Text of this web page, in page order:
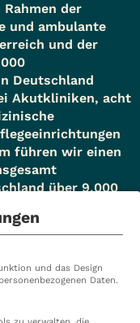
der
und ambulante
und der
Deutschland
Akutkliniken, acht
führen wir einen
über 9.000
und das Design
Daten.